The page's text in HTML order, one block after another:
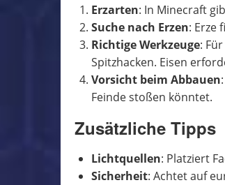
Erzarten: In Minecraft
Suche nach Erzen: Erze
Richtige Werkzeuge:
Spitzhacken. Eisen
Vorsicht beim Abbauen
Feinde stoßen könntet.
Zusätzliche Tipps
Lichtquellen: Platziert
Sicherheit: Achtet auf